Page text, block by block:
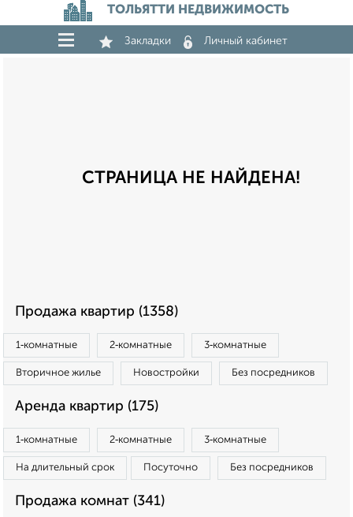
ТОЛЬЯТТИ НЕДВИЖИМОСТЬ
Закладки Личный кабинет
СТРАНИЦА НЕ НАЙДЕНА!
Продажа квартир (1358)
1‑комнатные 2‑комнатные 3‑комнатные
Вторичное жилье Новостройки Без посредников
Аренда квартир (175)
1‑комнатные 2‑комнатные 3‑комнатные
На длительный срок Посуточно Без посредников
Продажа комнат (341)